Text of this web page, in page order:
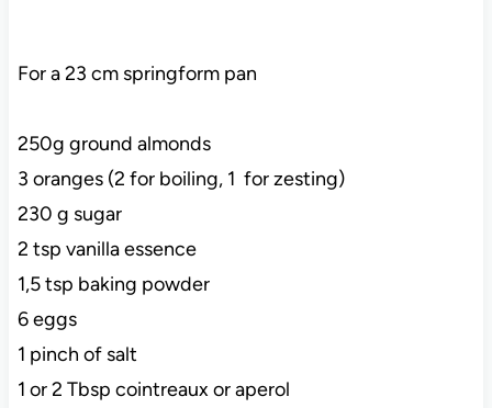
For a 23 cm springform pan
250g ground almonds
3 oranges (2 for boiling, 1 for zesting)
230 g sugar
2 tsp vanilla essence
1,5 tsp baking powder
6 eggs
1 pinch of salt
1 or 2 Tbsp cointreaux or aperol